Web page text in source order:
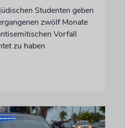
Studenten geben
zwölf Monate
Vorfall
zu haben